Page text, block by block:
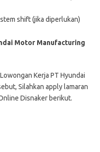
shift (jika diperlukan)
Motor Manufacturing
Kerja PT Hyundai
Silahkan apply lamaran
Disnaker berikut.